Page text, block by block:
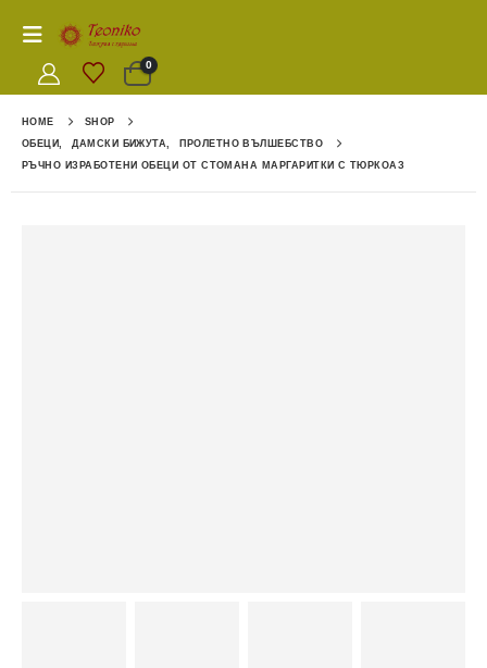
0
HOME
SHOP
ОБЕЦИ
ДАМСКИ БИЖУТА
ПРОЛЕТНО ВЪЛШЕБСТВО
РЪЧНО ИЗРАБОТЕНИ ОБЕЦИ ОТ СТОМАНА МАРГАРИТКИ С ТЮРКОАЗ